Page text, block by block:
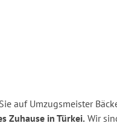
auf Umzugsmeister
Zuhause in Türkei. Wir